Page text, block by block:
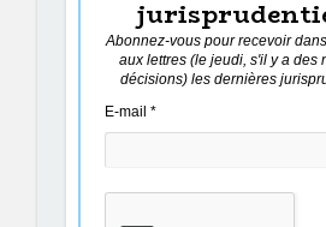
Abonnez-vous pour recevoir
aux lettres (le jeudi, s'il y a des
décisions) les dernières
E-mail *